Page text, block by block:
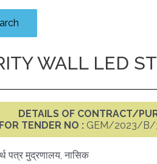
WALL LED
DETAILS OF CONTRACT/
FOR TENDER NO : GEM/2023/B/
पत्र मुद्रणालय, नासिक